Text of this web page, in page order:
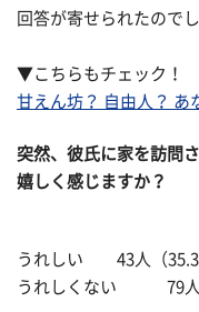
回答が寄せられたので
▼こちらもチェック！
甘えん坊？ 自由人？ あ
突然、彼氏に家を訪問
嬉しく感じますか？
うれしい 43人（35.3
うれしくない 79人